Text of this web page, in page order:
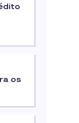
os